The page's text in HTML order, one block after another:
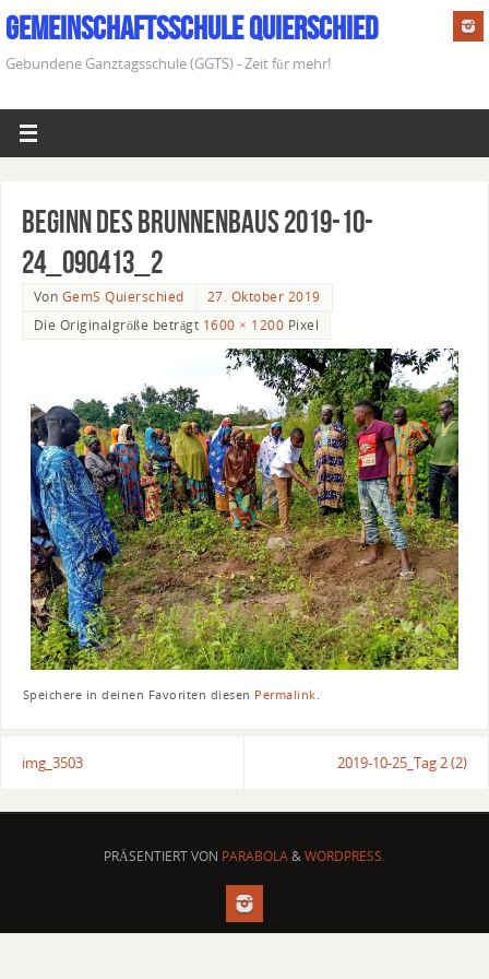
Gemeinschaftsschule Quierschied
Gebundene Ganztagsschule (GGTS) - Zeit für mehr!
Beginn des Brunnenbaus 2019-10-
24_090413_2
Von GemS Quierschied
27. Oktober 2019
Die Originalgröße beträgt 1600 × 1200 Pixel
Speichere in deinen Favoriten diesen Permalink.
img_3503 2019-10-25_Tag 2 (2)
PRÄSENTIERT VON PARABOLA&WORDPRESS.